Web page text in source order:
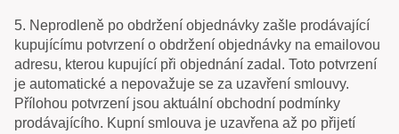
5. Neprodleně po obdržení objednávky zašle prodávající
kupujícímu potvrzení o obdržení objednávky na emailovou
adresu, kterou kupující při objednání zadal. Toto potvrzení
je automatické a nepovažuje se za uzavření smlouvy.
Přílohou potvrzení jsou aktuální obchodní podmínky
prodávajícího. Kupní smlouva je uzavřena až po přijetí